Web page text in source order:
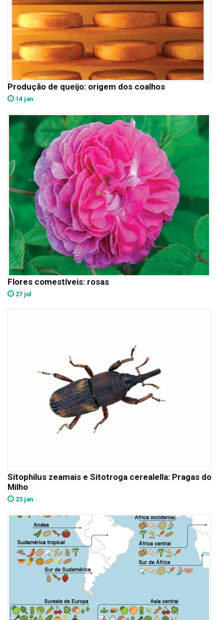
Produção de queijo: origem dos coalhos
14 jan
Flores comestíveis: rosas
27 jul
Sitophilus zeamais e Sitotroga cerealella: Pragas do
Milho
23 jan